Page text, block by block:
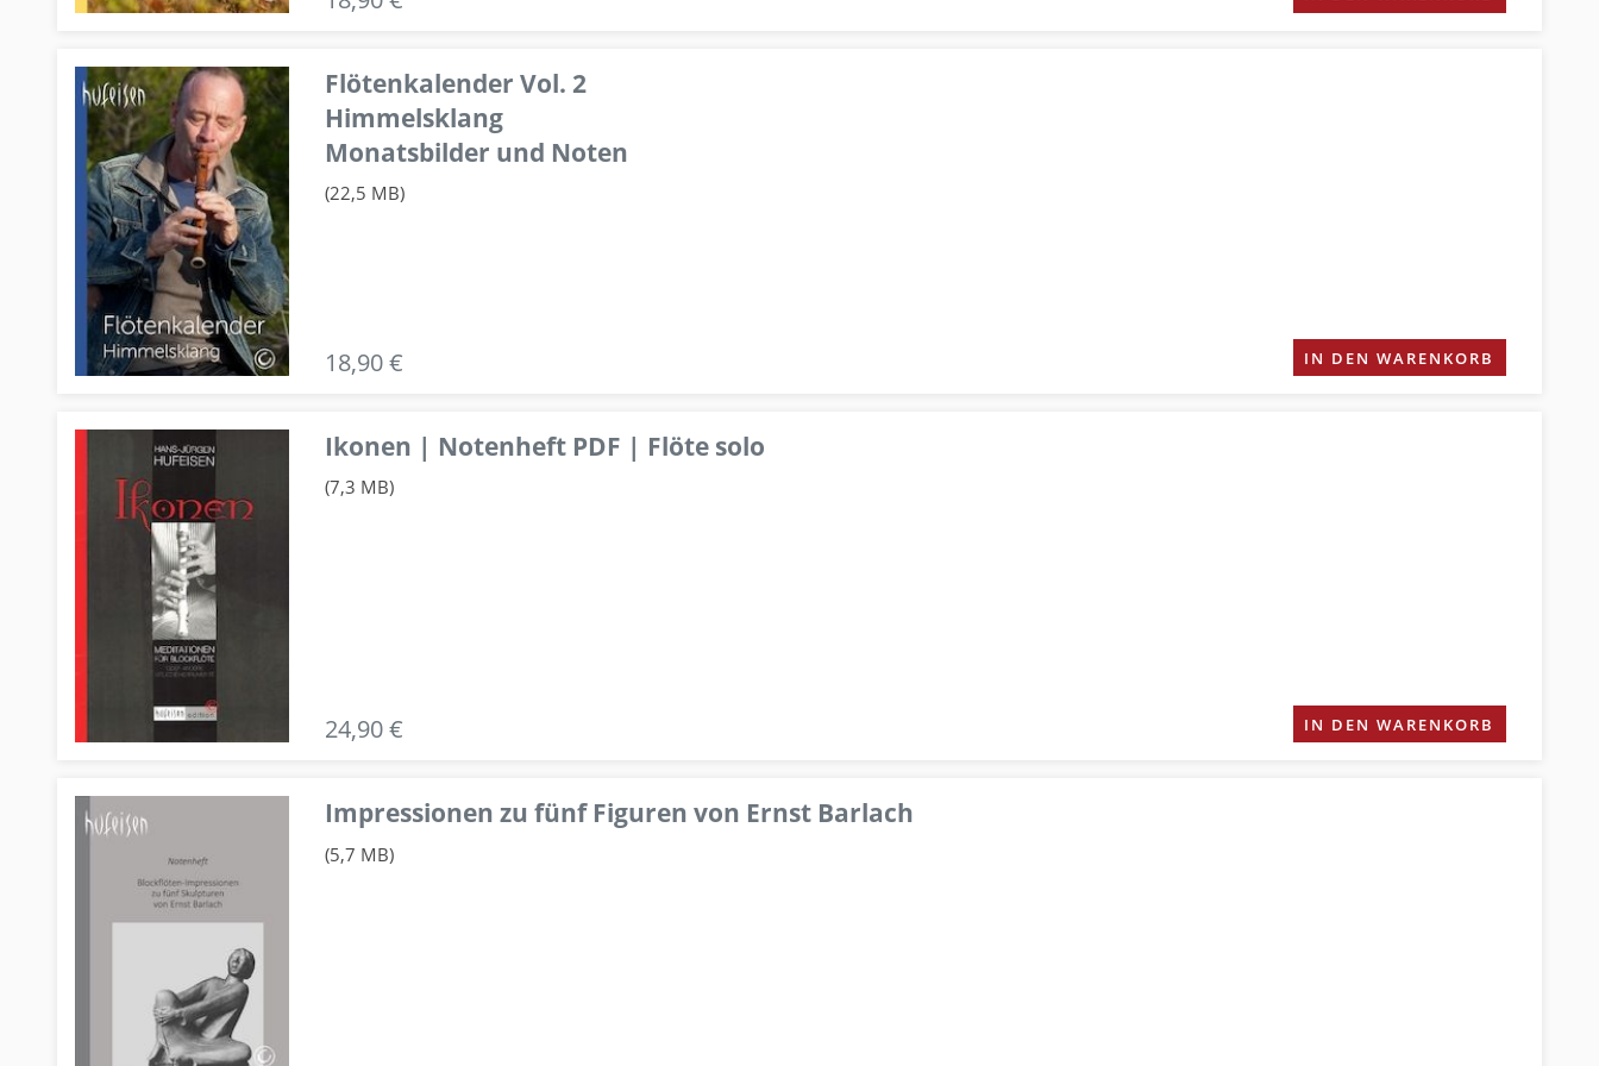
Flötenkalender Vol. 2
Himmelsklang
Monatsbilder und Noten
(22,5 MB)
18,90 € IN DEN WARENKORB
Ikonen | Notenheft PDF | Flöte solo
(7,3 MB)
24,90 € IN DEN WARENKORB
Impressionen zu fünf Figuren von Ernst Barlach
(5,7 MB)